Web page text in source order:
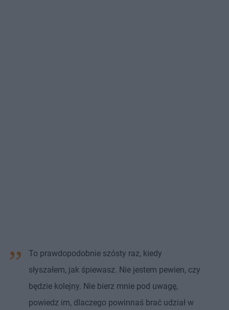
To prawdopodobnie szósty raz, kiedy
słyszałem, jak śpiewasz. Nie jestem pewien, czy
będzie kolejny. Nie bierz mnie pod uwagę,
powiedz im, dlaczego powinnaś brać udział w